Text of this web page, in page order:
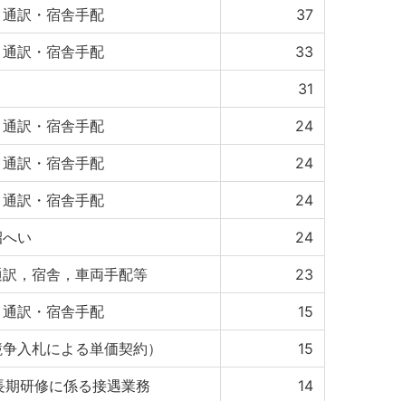
訳・宿舎手配 37
訳・宿舎手配 33
31
訳・宿舎手配 24
訳・宿舎手配 24
訳・宿舎手配 24
い 24
，宿舎，車両手配等 23
訳・宿舎手配 15
入札による単価契約） 15
研修に係る接遇業務 14